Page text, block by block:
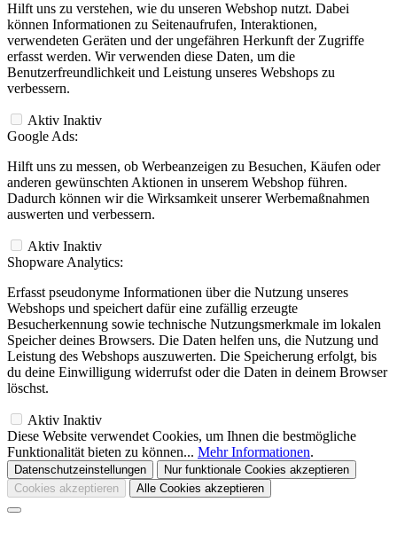
Hilft uns zu verstehen, wie du unseren Webshop nutzt. Dabei
können Informationen zu Seitenaufrufen, Interaktionen,
verwendeten Geräten und der ungefähren Herkunft der Zugriffe
erfasst werden. Wir verwenden diese Daten, um die
Benutzerfreundlichkeit und Leistung unseres Webshops zu
verbessern.
Aktiv Inaktiv
Google Ads:
Hilft uns zu messen, ob Werbeanzeigen zu Besuchen, Käufen oder
anderen gewünschten Aktionen in unserem Webshop führen.
Dadurch können wir die Wirksamkeit unserer Werbemaßnahmen
auswerten und verbessern.
Aktiv Inaktiv
Shopware Analytics:
Erfasst pseudonyme Informationen über die Nutzung unseres
Webshops und speichert dafür eine zufällig erzeugte
Besucherkennung sowie technische Nutzungsmerkmale im lokalen
Speicher deines Browsers. Die Daten helfen uns, die Nutzung und
Leistung des Webshops auszuwerten. Die Speicherung erfolgt, bis
du deine Einwilligung widerrufst oder die Daten in deinem Browser
löschst.
Aktiv Inaktiv
Diese Website verwendet Cookies, um Ihnen die bestmögliche
Funktionalität bieten zu können... Mehr Informationen.
Datenschutzeinstellungen
Nur funktionale Cookies akzeptieren
Cookies akzeptieren
Alle Cookies akzeptieren